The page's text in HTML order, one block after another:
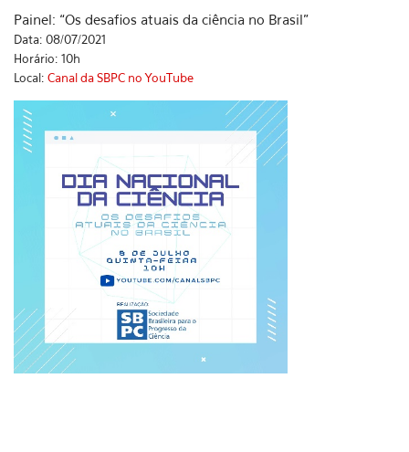
Painel: “Os desafios atuais da ciência no Brasil”
Data: 08/07/2021
Horário: 10h
Local: Canal da SBPC no YouTube